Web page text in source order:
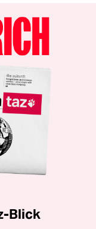
Blick